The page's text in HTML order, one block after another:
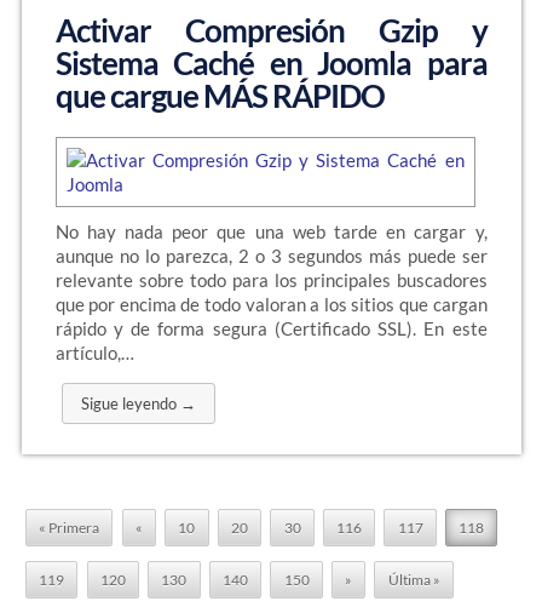
Activar Compresión Gzip y
Sistema Caché en Joomla para
que cargue MÁS RÁPIDO
No hay nada peor que una web tarde en cargar y,
aunque no lo parezca, 2 o 3 segundos más puede ser
relevante sobre todo para los principales buscadores
que por encima de todo valoran a los sitios que cargan
rápido y de forma segura (Certificado SSL). En este
artículo,…
Sigue leyendo →
« Primera « 10 20 30 116 117 118
119 120 130 140 150 » Última »